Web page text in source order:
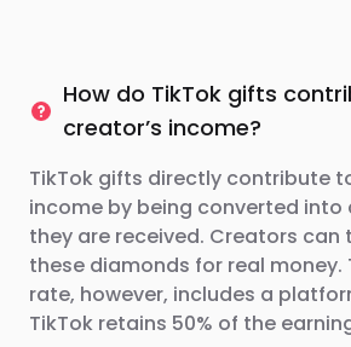
How do TikTok gifts
creator’s income?
TikTok gifts directly contribute
income by being converted
they are received. Creators can
these diamonds for real money.
rate, however, includes a
TikTok retains 50% of the